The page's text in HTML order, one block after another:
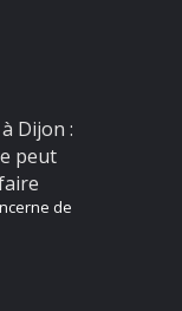
Dijon :
peut
de